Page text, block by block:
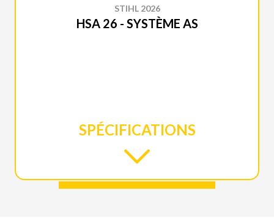
STIHL 2026
HSA 26 - SYSTÈME AS
SPÉCIFICATIONS